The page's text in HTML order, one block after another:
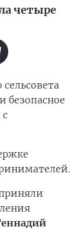
четыре
безопасное